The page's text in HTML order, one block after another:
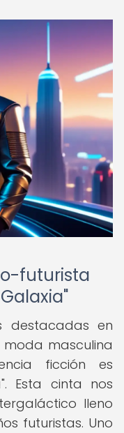
futurista
destacadas en
masculina
ficción es
Esta cinta nos
lleno
futuristas. Uno